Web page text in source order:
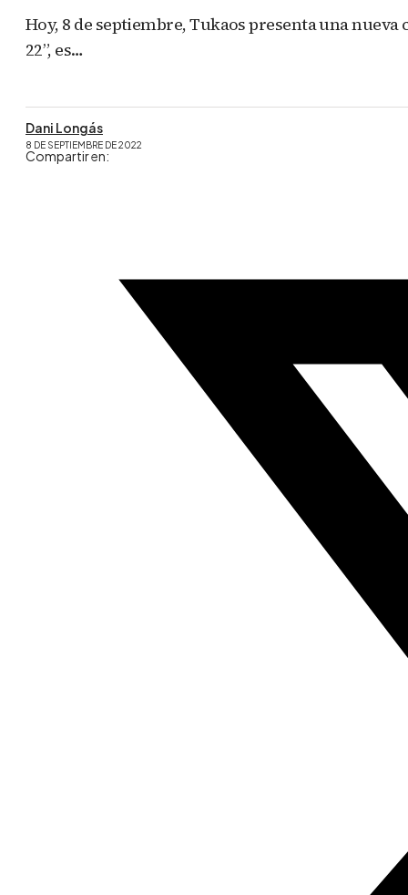
Hoy, 8 de septiembre, Tukaos presenta una
22”, es…
Dani Longás
8 DE SEPTIEMBRE DE 2022
Compartir en: